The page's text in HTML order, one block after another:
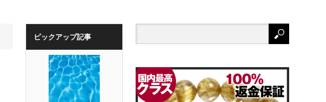
ピックアップ記事